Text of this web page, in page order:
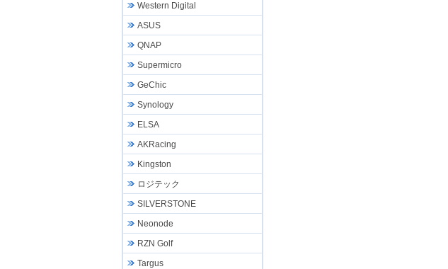
Western Digital
ASUS
QNAP
Supermicro
GeChic
Synology
ELSA
AKRacing
Kingston
ロジテック
SILVERSTONE
Neonode
RZN Golf
Targus